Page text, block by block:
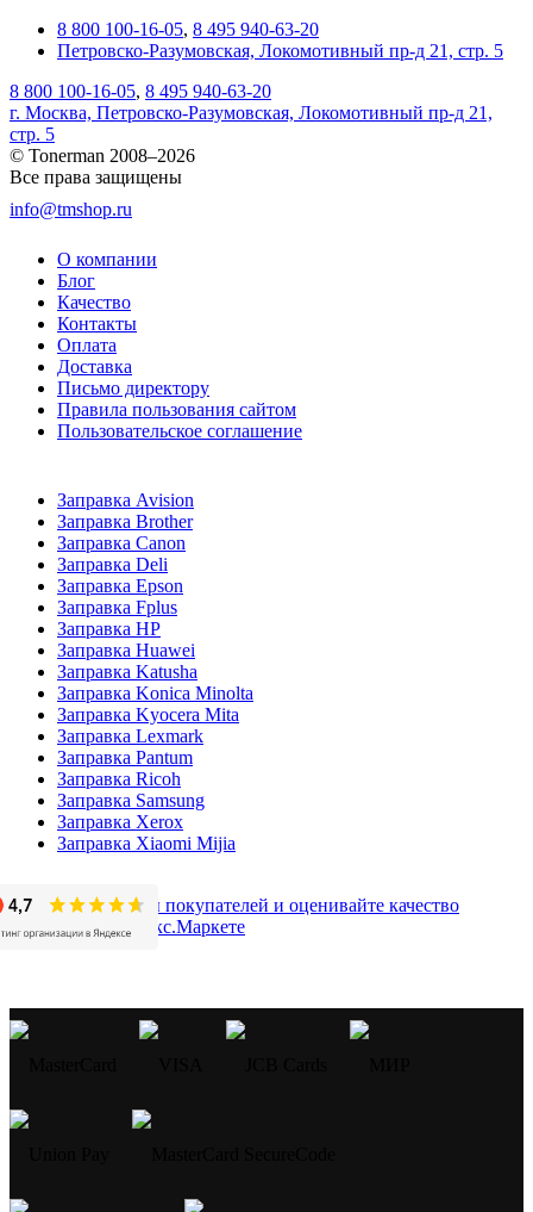
8 800 100-16-05, 8 495 940-63-20
Петровско-Разумовская, Локомотивный пр-д 21, стр. 5
8 800 100-16-05, 8 495 940-63-20
г. Москва, Петровско-Разумовская, Локомотивный пр-д 21,
стр. 5
© Tonerman 2008–2026
Все права защищены
info@tmshop.ru
О компании
Блог
Качество
Контакты
Оплата
Доставка
Письмо директору
Правила пользования сайтом
Пользовательское соглашение
Заправка Avision
Заправка Brother
Заправка Canon
Заправка Deli
Заправка Epson
Заправка Fplus
Заправка HP
Заправка Huawei
Заправка Katusha
Заправка Konica Minolta
Заправка Kyocera Mita
Заправка Lexmark
Заправка Pantum
Заправка Ricoh
Заправка Samsung
Заправка Xerox
Заправка Xiaomi Mijia